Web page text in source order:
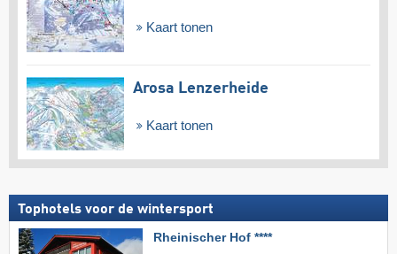
Kaart tonen
Arosa Lenzerheide
Kaart tonen
Tophotels voor de wintersport
Rheinischer Hof ****